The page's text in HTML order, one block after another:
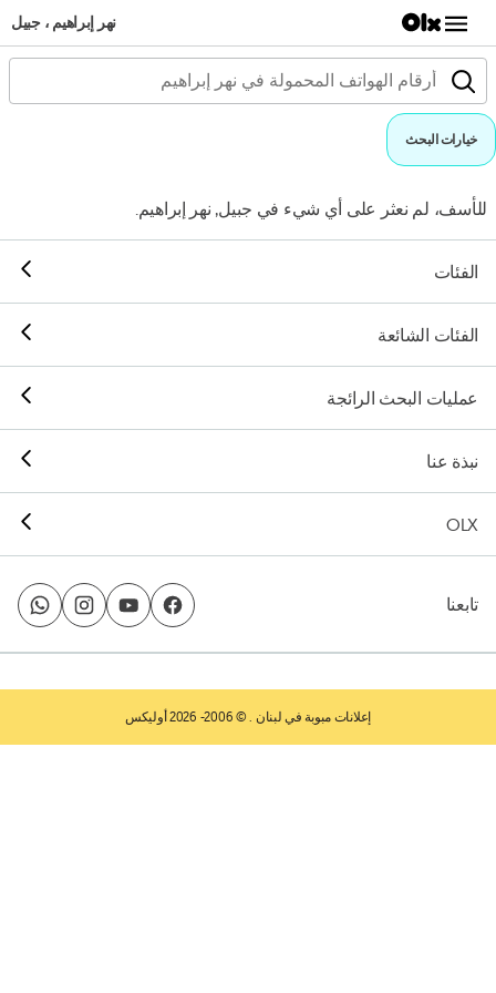
نهر إبراهيم ، جبيل
خيارات البحث
للأسف، لم نعثر على أي شيء في جبيل, نهر إبراهيم.
الفئات
الفئات الشائعة
عمليات البحث الرائجة
نبذة عنا
OLX
تابعنا
إعلانات مبوبة في لبنان . © 2006- 2026 أوليكس